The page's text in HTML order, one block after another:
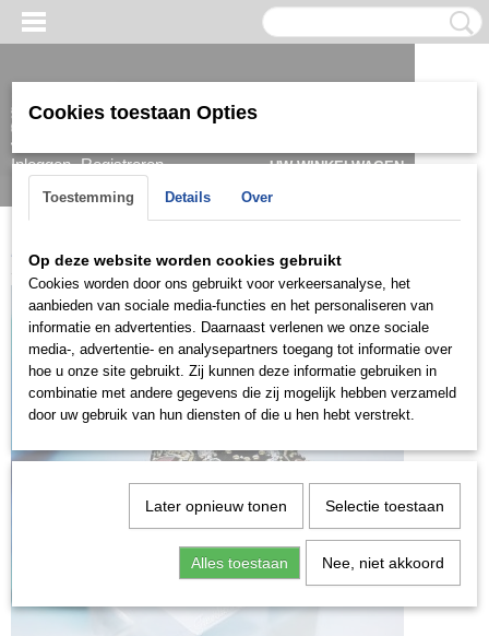
Inloggen Registreren
UW WINKELWAGEN
Home > > Damesringen Ringen zilver >
Cookies toestaan Opties
Toestemming Details Over
Op deze website worden cookies gebruikt
Cookies worden door ons gebruikt voor verkeersanalyse, het
aanbieden van sociale media-functies en het personaliseren van
informatie en advertenties. Daarnaast verlenen we onze sociale
media-, advertentie- en analysepartners toegang tot informatie over
hoe u onze site gebruikt. Zij kunnen deze informatie gebruiken in
combinatie met andere gegevens die zij mogelijk hebben verzameld
door uw gebruik van hun diensten of die u hen hebt verstrekt.
Later opnieuw tonen Selectie toestaan
Alles toestaan Nee, niet akkoord